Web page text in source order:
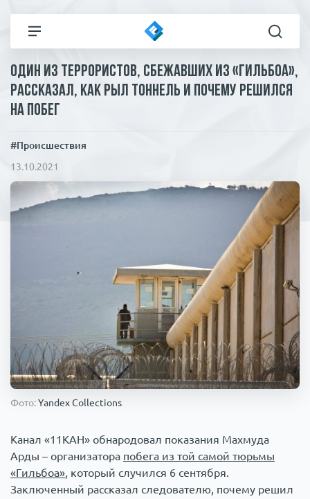
Все новости
Экономика
Коронавирус
Армия
Технологии
Пресса
Статьи
ЧП И КРИМИНАЛ
1000 мелочей
Один из террористов, сбежавших из «Гильбоа»,
рассказал, как рыл тоннель и почему решился
на побег
#Происшествия
13.10.2021
Фото:Yandex Collections
Канал «11КАН» обнародовал показания Махмуда
Арды – организатора побега из той самой тюрьмы
«Гильбоа», который случился 6 сентября.
Заключенный рассказал следователю, почему решил